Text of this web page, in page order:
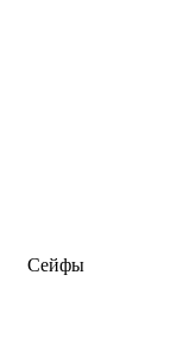
Сейфы